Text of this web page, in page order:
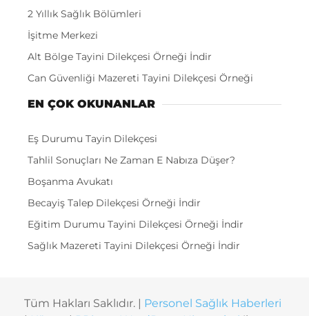
2 Yıllık Sağlık Bölümleri
İşitme Merkezi
Alt Bölge Tayini Dilekçesi Örneği İndir
Can Güvenliği Mazereti Tayini Dilekçesi Örneği
EN ÇOK OKUNANLAR
Eş Durumu Tayin Dilekçesi
Tahlil Sonuçları Ne Zaman E Nabıza Düşer?
Boşanma Avukatı
Becayiş Talep Dilekçesi Örneği İndir
Eğitim Durumu Tayini Dilekçesi Örneği İndir
Sağlık Mazereti Tayini Dilekçesi Örneği İndir
Tüm Hakları Saklıdır. | Personel Sağlık Haberleri